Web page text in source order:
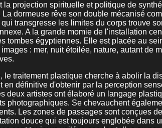
la projection spirituelle et politique de
dormeuse rêve son double mécanisé
transgresse les limites du corps trouve
A la grande momie de l'installation
tombes égyptiennes. Elle est placée au
: mer, nuit étoilée, nature, autant de
le traitement plastique cherche à abolir la
en définitive d'obtenir par la perception
deux artistes ont élaboré un langage
photographiques. Se chevauchent
Les zones de passages sont conçues
douce qui est toujours englobée dans